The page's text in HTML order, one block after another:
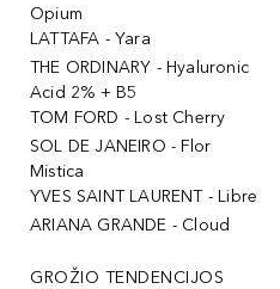
Opium
LATTAFA - Yara
THE ORDINARY - Hyaluronic
Acid 2% + B5
TOM FORD - Lost Cherry
SOL DE JANEIRO - Flor
Mistica
YVES SAINT LAURENT - Libre
ARIANA GRANDE - Cloud
GROŽIO TENDENCIJOS